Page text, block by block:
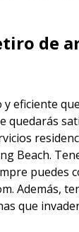
de
eficiente
quedarás
Beach.
puedes
Además,
que